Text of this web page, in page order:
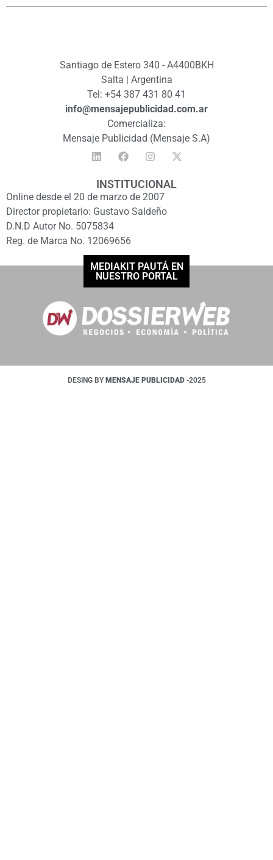
Santiago de Estero 340 - A4400BKH
Salta | Argentina
Tel: +54 387 431 80 41
info@mensajepublicidad.com.ar
Comercializa:
Mensaje Publicidad (Mensaje S.A)
INSTITUCIONAL
Online desde el 20 de marzo de 2007
Director propietario: Gustavo Saldeño
D.N.D Autor No. 5075834
Reg. de Marca No. 12069656
MEDIAKIT PAUTÁ EN
NUESTRO PORTAL
DESING BY MENSAJE PUBLICIDAD -2025